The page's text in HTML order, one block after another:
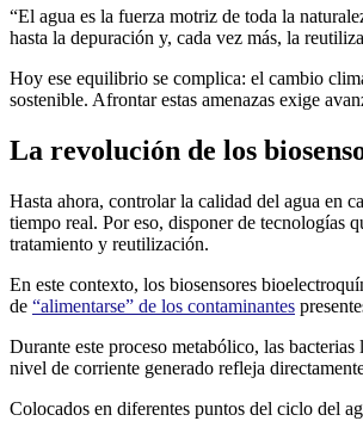
“El agua es la fuerza motriz de toda la
hasta la depuración y, cada vez más, la
Hoy ese equilibrio se complica: el cambio
sostenible. Afrontar estas amenazas exige
La revolución de los
Hasta ahora, controlar la calidad del agua en
tiempo real. Por eso, disponer de tecnologías
tratamiento y reutilización.
En este contexto, los biosensores
de “alimentarse” de los contaminantes
Durante este proceso metabólico, las bacterias
nivel de corriente generado refleja
Colocados en diferentes puntos del ciclo del